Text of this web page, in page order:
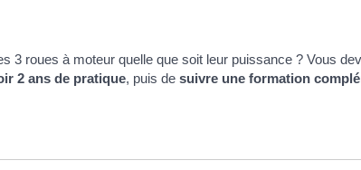
roues à moteur quelle que soit leur puissance ? Vous
2 ans de pratique, puis de suivre une formation